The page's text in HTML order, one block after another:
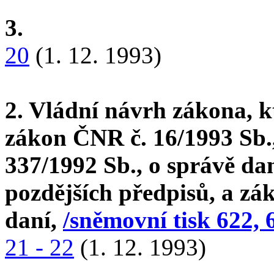
3.
20 (1. 12. 1993)
2. Vládní návrh zákona,
zákon ČNR č. 16/1993
337/1992 Sb., o správě
pozdějších předpisů, a
daní, /sněmovní tisk 622,
21 - 22 (1. 12. 1993)